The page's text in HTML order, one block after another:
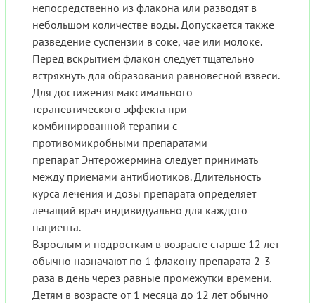
непосредственно из флакона или разводят в
небольшом количестве воды. Допускается также
разведение суспензии в соке, чае или молоке.
Перед вскрытием флакон следует тщательно
встряхнуть для образования равновесной взвеси.
Для достижения максимального
терапевтического эффекта при
комбинированной терапии с
противомикробными препаратами
препарат Энтерожермина следует принимать
между приемами антибиотиков. Длительность
курса лечения и дозы препарата определяет
лечащий врач индивидуально для каждого
пациента.
Взрослым и подросткам в возрасте старше 12 лет
обычно назначают по 1 флакону препарата 2-3
раза в день через равные промежутки времени.
Детям в возрасте от 1 месяца до 12 лет обычно